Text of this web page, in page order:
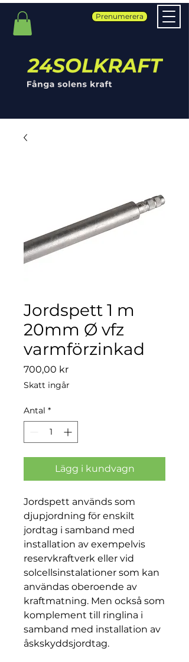
Prenumerera
Jordspett 1 m
20mm Ø vfz
varmförzinkad
700,00 krPris
Skatt ingår
Antal *
Lägg i kundvagn
Jordspett används som
djupjordning för enskilt
jordtag i samband med
installation av exempelvis
reservkraftverk eller vid
solcellsinstalationer som kan
användas oberoende av
kraftmatning. Men också som
komplement till ringlina i
samband med installation av
åskskyddsjordtag.